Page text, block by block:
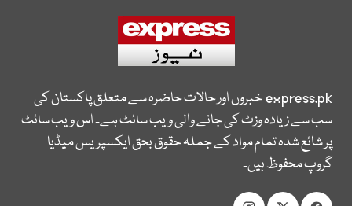
express.pkخبروں اور حالات حاضرہ سے متعلق پاکستان کی
سب سے زیادہ وزٹ کی جانے والی ویب سائٹ ہے۔ اس ویب سائٹ
پر شائع شدہ تمام مواد کے جملہ حقوق بحق ایکسپریس میڈیا
گروپ محفوظ ہیں۔